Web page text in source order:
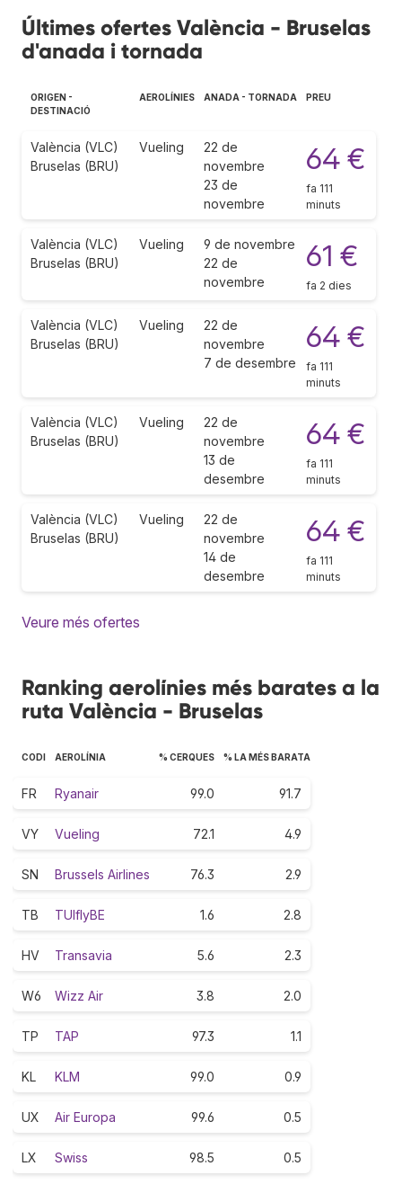
Últimes ofertes València - Bruselas
d'anada i tornada
ORIGEN -
DESTINACIÓ
AEROLÍNIES ANADA - TORNADA PREU
València (VLC)
Bruselas (BRU)
Vueling
22 de
novembre
23 de
novembre
64 €
fa 111
minuts
València (VLC)
Bruselas (BRU)
Vueling
9 de novembre
22 de
novembre
61 €
fa 2 dies
València (VLC)
Bruselas (BRU)
Vueling
22 de
novembre
7 de desembre
64 €
fa 111
minuts
València (VLC)
Bruselas (BRU)
Vueling
22 de
novembre
13 de
desembre
64 €
fa 111
minuts
València (VLC)
Bruselas (BRU)
Vueling
22 de
novembre
14 de
desembre
64 €
fa 111
minuts
Veure més ofertes
Ranking aerolínies més barates a la
ruta València - Bruselas
CODI AEROLÍNIA % CERQUES % LA MÉS BARATA
FR Ryanair 99.0 91.7
VY Vueling 72.1 4.9
SN Brussels Airlines 76.3 2.9
TB TUIflyBE 1.6 2.8
HV Transavia 5.6 2.3
W6 Wizz Air 3.8 2.0
TP TAP 97.3 1.1
KL KLM 99.0 0.9
UX Air Europa 99.6 0.5
LX Swiss 98.5 0.5